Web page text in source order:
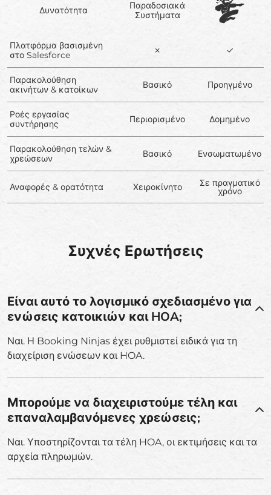
Δυνατότητα
Παραδοσιακά
Συστήματα
Πλατφόρμα βασισμένη
στο Salesforce
✗ ✓
Παρακολούθηση
ακινήτων & κατοίκων
Βασικό Προηγμένο
Ροές εργασίας
συντήρησης
Περιορισμένο Δομημένο
Παρακολούθηση τελών &
χρεώσεων
Βασικό Ενσωματωμένο
Αναφορές & ορατότητα Χειροκίνητο Σε πραγματικό
χρόνο
Συχνές Ερωτήσεις
Είναι αυτό το λογισμικό σχεδιασμένο για
ενώσεις κατοικιών και HOA;
Ναι. Η Booking Ninjas έχει ρυθμιστεί ειδικά για τη
διαχείριση ενώσεων και HOA.
Μπορούμε να διαχειριστούμε τέλη και
επαναλαμβανόμενες χρεώσεις;
Ναι. Υποστηρίζονται τα τέλη HOA, οι εκτιμήσεις και τα
αρχεία πληρωμών.